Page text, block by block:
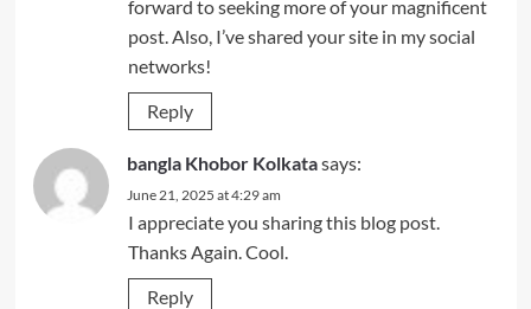
forward to seeking more of your magnificent
post. Also, I’ve shared your site in my social
networks!
Reply
bangla Khobor Kolkatasays:
June 21, 2025 at 4:29 am
I appreciate you sharing this blog post.
Thanks Again. Cool.
Reply